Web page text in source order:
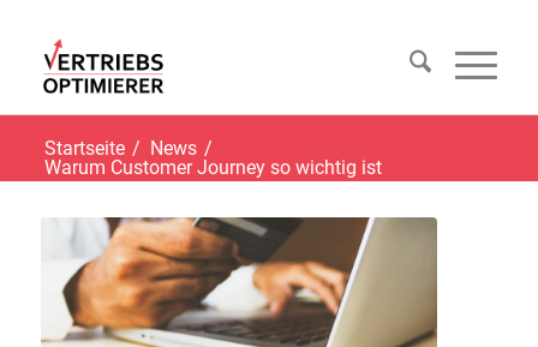
Startseite / News /
Warum Customer Journey so wichtig ist